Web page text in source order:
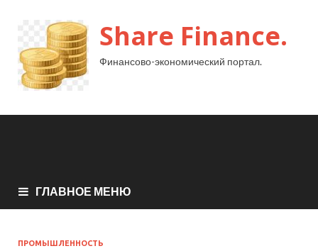
Share Finance.
Финансово-экономический портал.
ГЛАВНОЕ МЕНЮ
ПРОМЫШЛЕННОСТЬ